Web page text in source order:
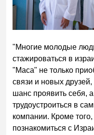
"Многие молодые
стажироваться в
"Маса" не только
связи и новых
шанс проявить себя,
трудоустроиться в
компании. Кроме
познакомиться с